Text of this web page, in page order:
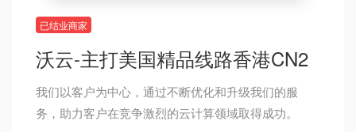
已结业商家
沃云-主打美国精品线路香港CN2
我们以客户为中心，通过不断优化和升级我们的服
务，助力客户在竞争激烈的云计算领域取得成功。